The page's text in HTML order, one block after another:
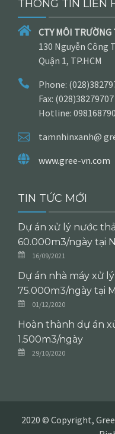
THÔNG TIN LIÊN
CTY MÔI
130 Nguyễn Công
Quận 1, TP.HCM
Phone:
Fax: (028)38279707
Hotline:
tamnhinxanh@
www.gree-vn.com
TIN TỨC MỚI
Dự án xử lý nước
60.000m3/ngày tại
16/09/2021
Dự án nhà máy xử
75.000m3/ngày tại
01/12/2020
Hoàn thành dự án
1.500m3/ngày
29/10/2020
2020 © Copyright,